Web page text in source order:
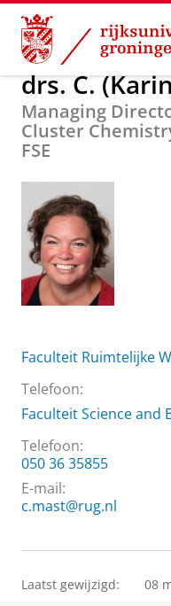
Skip
Content
Skip
Navigation
Over ons
drs. C.
Managing
Cluster
FSE
Faculteit Ruimtelijke
Telefoon:
Faculteit Science and
Telefoon:
050 36 35855
E-mail:
c.mast@rug.nl
Laatst gewijzigd: 08